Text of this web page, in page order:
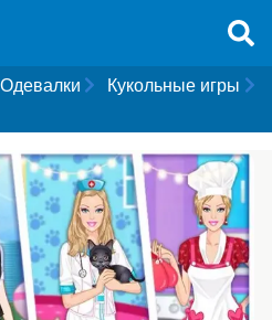
Одевалки
Кукольные игры